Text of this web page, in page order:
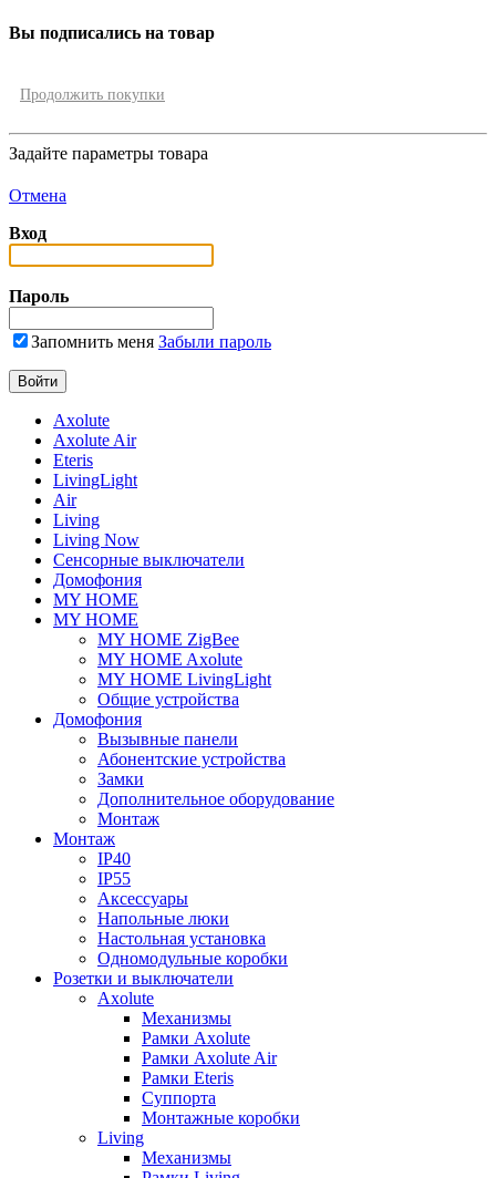
Вы подписались на товар
Продолжить покупки
Задайте параметры товара
Отмена
Вход
Пароль
Запомнить меня Забыли пароль
Axolute
Axolute Air
Eteris
LivingLight
Air
Living
Living Now
Сенсорные выключатели
Домофония
MY HOME
MY HOME
MY HOME ZigBee
MY HOME Axolute
MY HOME LivingLight
Общие устройства
Домофония
Вызывные панели
Абонентские устройства
Замки
Дополнительное оборудование
Монтаж
Монтаж
IP40
IP55
Аксессуары
Напольные люки
Настольная установка
Одномодульные коробки
Розетки и выключатели
Axolute
Механизмы
Рамки Axolute
Рамки Axolute Air
Рамки Eteris
Суппорта
Монтажные коробки
Living
Механизмы